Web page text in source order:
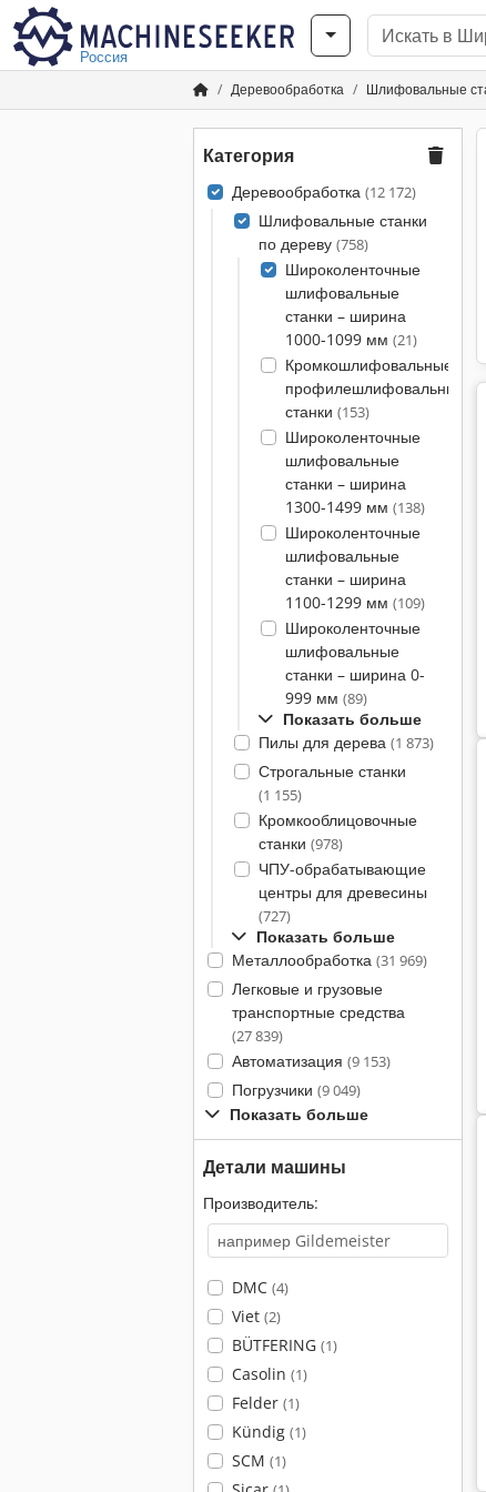
Россия
Деревообработка Шлифовальные
Категория
Деревообработка (12 172)
Шлифовальные станки
по дереву (758)
Широколенточные
шлифовальные
станки – ширина
1000-1099 мм (21)
Кромкошлифовальные и
профилешлифовальные
станки (153)
Широколенточные
шлифовальные
станки – ширина
1300-1499 мм (138)
Широколенточные
шлифовальные
станки – ширина
1100-1299 мм (109)
Широколенточные
шлифовальные
станки – ширина 0-
999 мм (89)
Показать больше
Пилы для дерева (1 873)
Строгальные станки
(1 155)
Кромкооблицовочные
станки (978)
ЧПУ-обрабатывающие
центры для древесины
(727)
Показать больше
Металлообработка (31 969)
Легковые и грузовые
транспортные средства
(27 839)
Автоматизация (9 153)
Погрузчики (9 049)
Показать больше
Детали машины
Производитель:
DMC (4)
Viet (2)
BÜTFERING (1)
Casolin (1)
Felder (1)
Kündig (1)
SCM (1)